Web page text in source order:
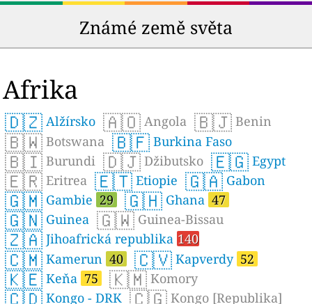
Známé země světa
Afrika
🇩🇿 Alžírsko 🇦🇴 Angola 🇧🇯 Benin
🇧🇼 Botswana 🇧🇫 Burkina Faso
🇧🇮 Burundi 🇩🇯 Džibutsko 🇪🇬 Egypt
🇪🇷 Eritrea 🇪🇹 Etiopie 🇬🇦 Gabon
🇬🇲 Gambie 29 🇬🇭 Ghana 47
🇬🇳 Guinea 🇬🇼 Guinea-Bissau
🇿🇦 Jihoafrická republika 140
🇨🇲 Kamerun 40 🇨🇻 Kapverdy 52
🇰🇪 Keňa 75 🇰🇲 Komory
Kongo - DRK Kongo [Republika]